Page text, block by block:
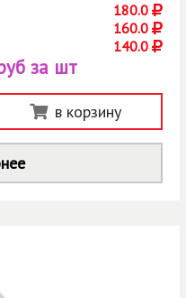
180.0
160.0
140.0
за шт
в корзину